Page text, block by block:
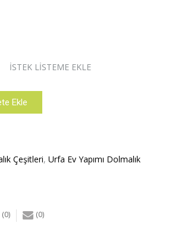
İSTEK LISTEME EKLE
Ekle
Çeşitleri, Urfa Ev Yapımı Dolmalık
(0) (0)